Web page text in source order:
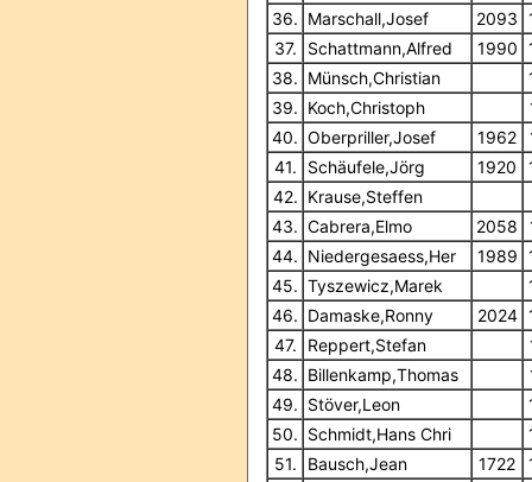
36. Marschall,Josef 2093
37.
Schattmann,Alfred 1990
38. Münsch,Christian
39. Koch,Christoph
40. Oberpriller,Josef 1962
41.
Schäufele,Jörg 1920
42. Krause,Steffen
43. Cabrera,Elmo 2058
44. Niedergesaess,Her 1989
45. Tyszewicz,Marek
46. Damaske,Ronny 2024
47.
Reppert,Stefan
48. Billenkamp,Thomas
49. Stöver,Leon
50. Schmidt,Hans Chri
51.
Bausch,Jean 1722